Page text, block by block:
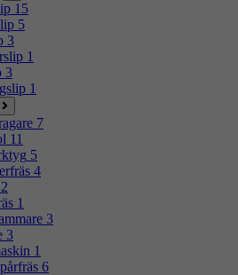
15
5
3
1
3
1
7
11
5
4
2
1
3
3
1
6